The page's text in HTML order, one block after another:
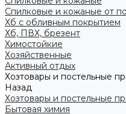
Спилковые и кожаные от
Хб с обливным покрытием
Хб, ПВХ, брезент
Химостойкие
Хозяйственные
Активный отдых
Хозтовары и постельные
Назад
Хозтовары и постельные
Бытовая химия